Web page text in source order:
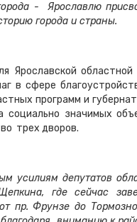
- Ярославлю
города и страны.
Ярославской
в сфере
программ и
социально значимых
трех дворов.
усилиям депутатов
где сейчас
пр. Фрунзе до